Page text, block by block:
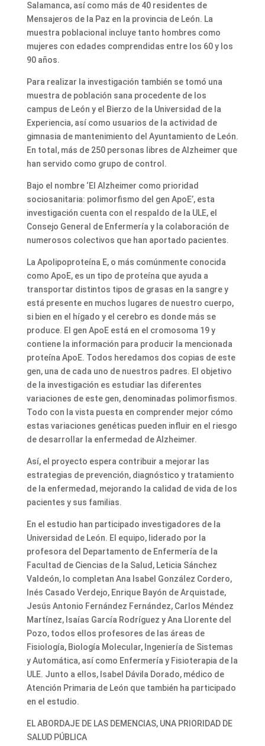
Salamanca, así como más de 40 residentes de
Mensajeros de la Paz en la provincia de León. La
muestra poblacional incluye tanto hombres como
mujeres con edades comprendidas entre los 60 y los
90 años.
Para realizar la investigación también se tomó una
muestra de población sana procedente de los
campus de León y el Bierzo de la Universidad de la
Experiencia, así como usuarios de la actividad de
gimnasia de mantenimiento del Ayuntamiento de León.
En total, más de 250 personas libres de Alzheimer que
han servido como grupo de control.
Bajo el nombre ‘El Alzheimer como prioridad
sociosanitaria: polimorfismo del gen ApoE’, esta
investigación cuenta con el respaldo de la ULE, el
Consejo General de Enfermería y la colaboración de
numerosos colectivos que han aportado pacientes.
La Apolipoproteína E, o más comúnmente conocida
como ApoE, es un tipo de proteína que ayuda a
transportar distintos tipos de grasas en la sangre y
está presente en muchos lugares de nuestro cuerpo,
si bien en el hígado y el cerebro es donde más se
produce. El gen ApoE está en el cromosoma 19 y
contiene la información para producir la mencionada
proteína ApoE. Todos heredamos dos copias de este
gen, una de cada uno de nuestros padres. El objetivo
de la investigación es estudiar las diferentes
variaciones de este gen, denominadas polimorfismos.
Todo con la vista puesta en comprender mejor cómo
estas variaciones genéticas pueden influir en el riesgo
de desarrollar la enfermedad de Alzheimer.
Así, el proyecto espera contribuir a mejorar las
estrategias de prevención, diagnóstico y tratamiento
de la enfermedad, mejorando la calidad de vida de los
pacientes y sus familias.
En el estudio han participado investigadores de la
Universidad de León. El equipo, liderado por la
profesora del Departamento de Enfermería de la
Facultad de Ciencias de la Salud, Leticia Sánchez
Valdeón, lo completan Ana Isabel González Cordero,
Inés Casado Verdejo, Enrique Bayón de Arquistade,
Jesús Antonio Fernández Fernández, Carlos Méndez
Martínez, Isaías García Rodríguez y Ana Llorente del
Pozo, todos ellos profesores de las áreas de
Fisiología, Biología Molecular, Ingeniería de Sistemas
y Automática, así como Enfermería y Fisioterapia de la
ULE. Junto a ellos, Isabel Dávila Dorado, médico de
Atención Primaria de León que también ha participado
en el estudio.
EL ABORDAJE DE LAS DEMENCIAS, UNA PRIORIDAD DE
SALUD PÚBLICA